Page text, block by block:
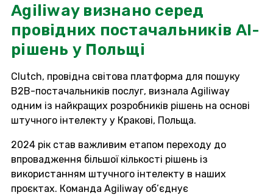
Agiliway визнано серед
провідних постачальників AI-
рішень у Польщі
Clutch, провідна світова платформа для пошуку
B2B-постачальників послуг, визнала Agiliway
одним із найкращих розробників рішень на основі
штучного інтелекту у Кракові, Польща.
2024 рік став важливим етапом переходу до
впровадження більшої кількості рішень із
використанням штучного інтелекту в наших
проєктах. Команда Agiliway об’єднує